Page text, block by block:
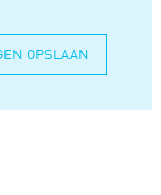
OPSLAAN
was dat
voor